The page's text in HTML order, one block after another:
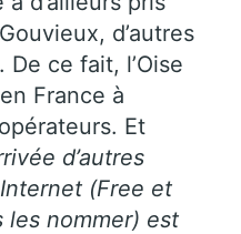
d’autres
ce fait, l’Oise
France à
Et
d’autres
(Free et
les nommer) est